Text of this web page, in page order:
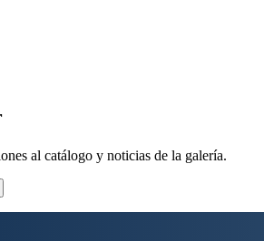
al catálogo y noticias de la galería.